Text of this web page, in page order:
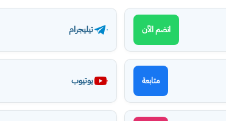
انضم الآن تيليجرام
متابعة يوتيوب